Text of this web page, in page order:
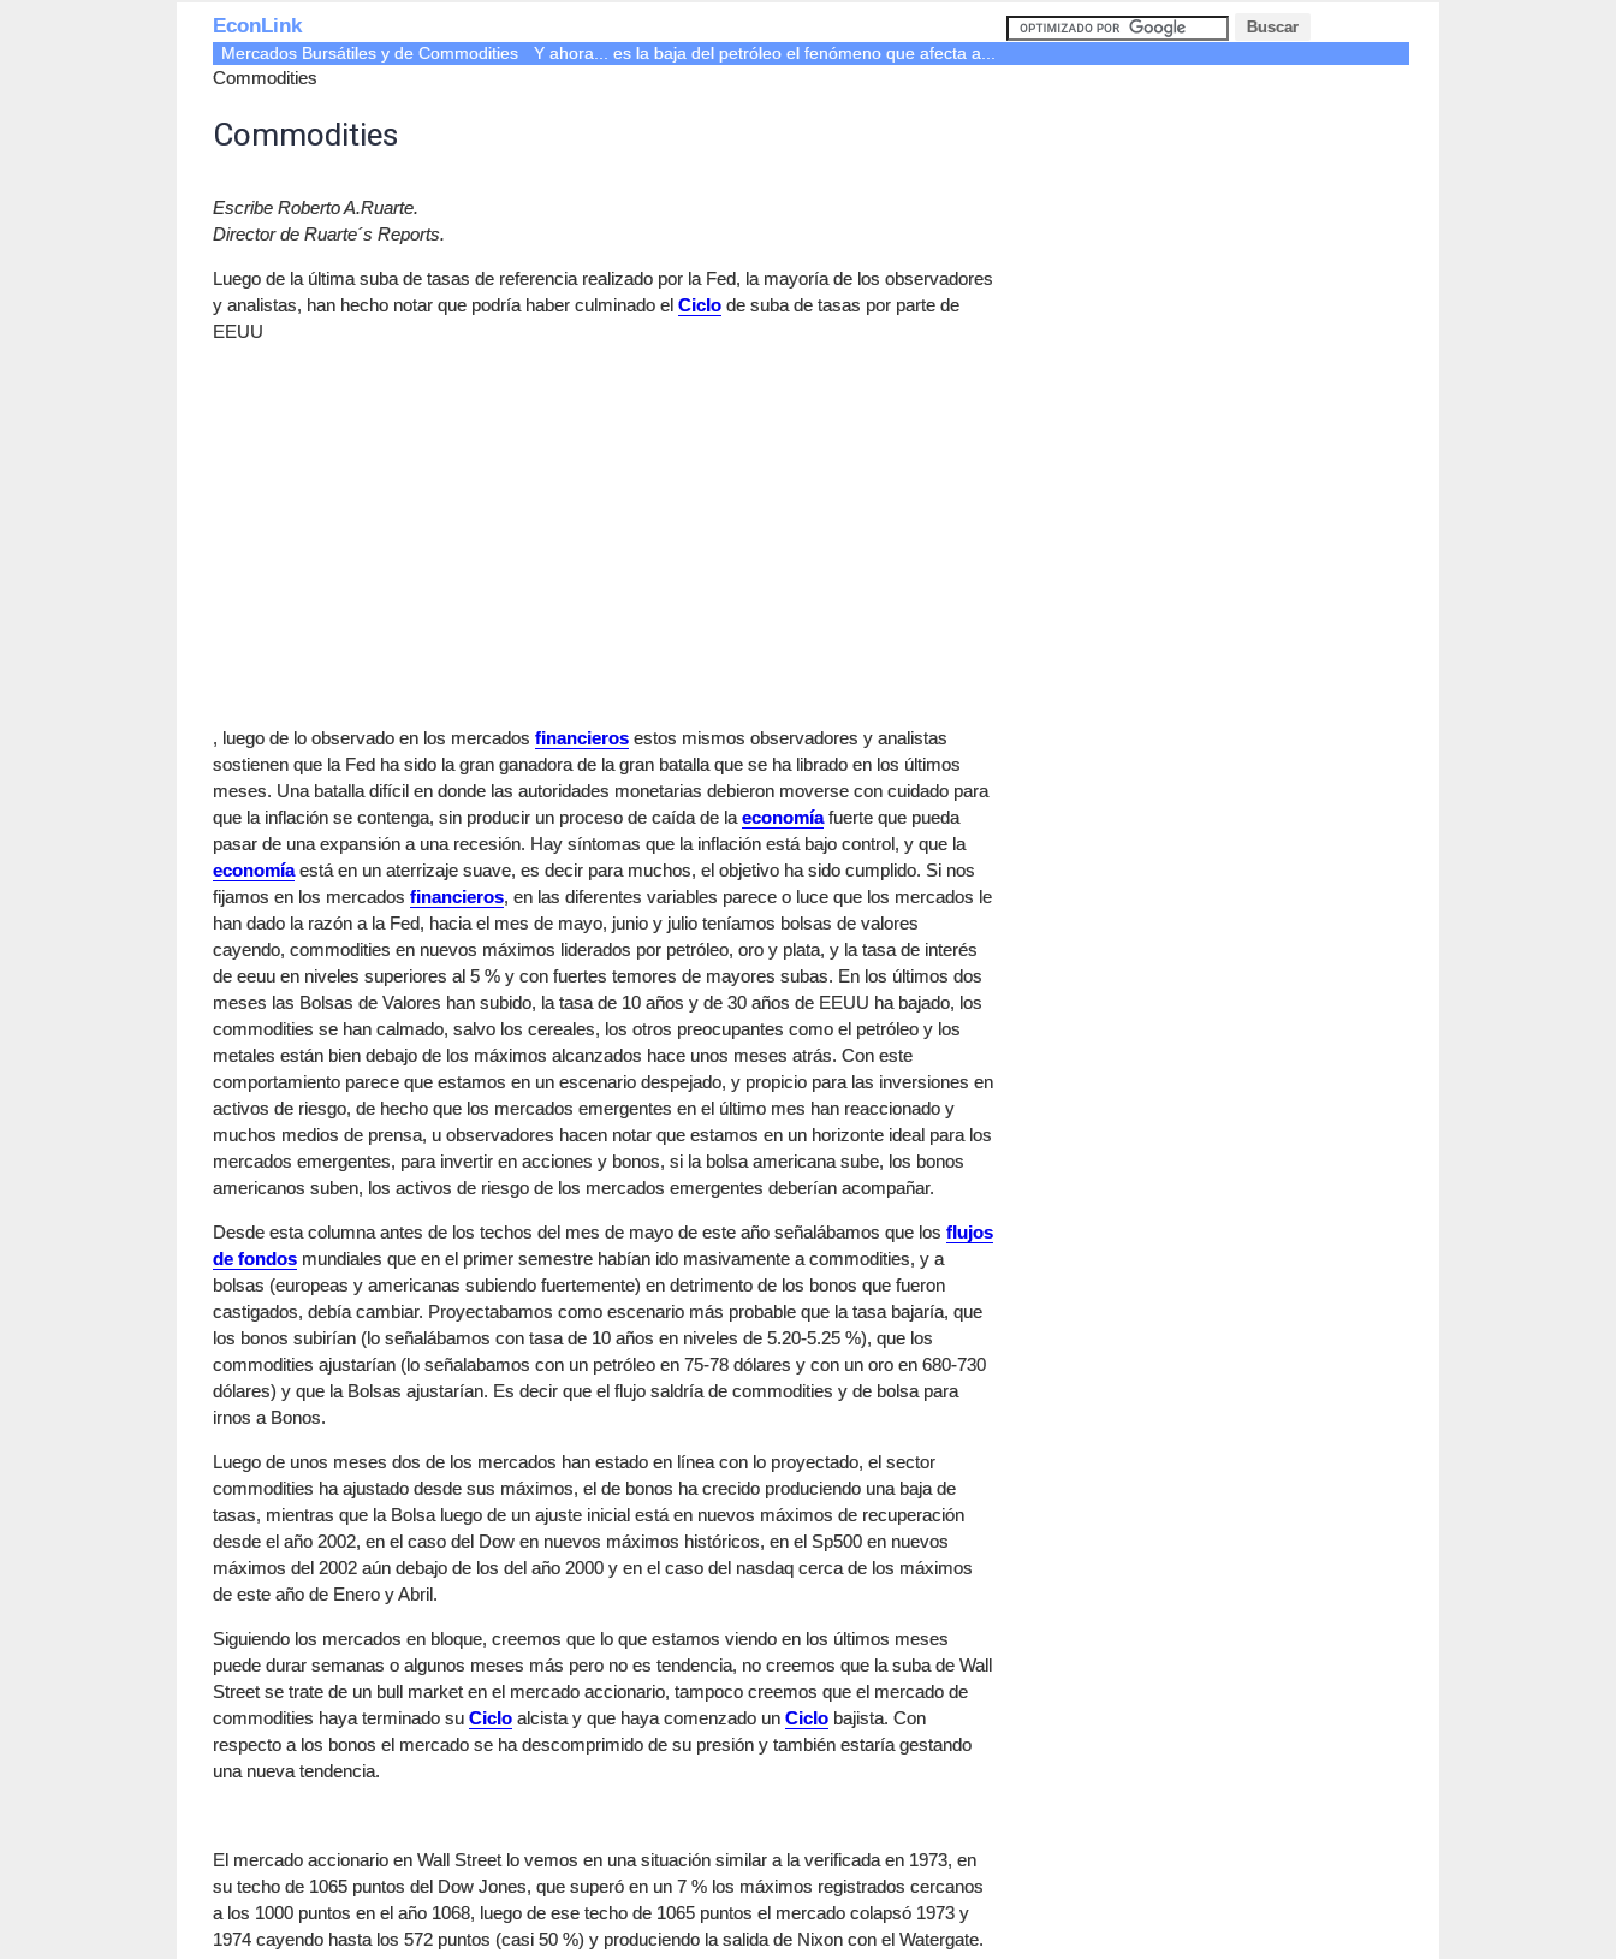
EconLink
Mercados Bursátiles y de Commodities Y ahora... es la baja del petróleo el fenómeno que afecta a...
Commodities
Commodities
Escribe Roberto A.Ruarte.
Director de Ruarte´s Reports.
Luego de la última suba de tasas de referencia realizado por la Fed, la mayoría de los observadores
y analistas, han hecho notar que podría haber culminado el Ciclo de suba de tasas por parte de
EEUU
, luego de lo observado en los mercados financieros estos mismos observadores y analistas
sostienen que la Fed ha sido la gran ganadora de la gran batalla que se ha librado en los últimos
meses. Una batalla difícil en donde las autoridades monetarias debieron moverse con cuidado para
que la inflación se contenga, sin producir un proceso de caída de la economíafuerte que pueda
pasar de una expansión a una recesión. Hay síntomas que la inflación está bajo control, y que la
economíaestá en un aterrizaje suave, es decir para muchos, el objetivo ha sido cumplido. Si nos
fijamos en los mercados financieros, en las diferentes variables parece o luce que los mercados le
han dado la razón a la Fed, hacia el mes de mayo, junio y julio teníamos bolsas de valores
cayendo, commodities en nuevos máximos liderados por petróleo, oro y plata, y la tasa de interés
de eeuu en niveles superiores al 5 % y con fuertes temores de mayores subas. En los últimos dos
meses las Bolsas de Valores han subido, la tasa de 10 años y de 30 años de EEUU ha bajado, los
commodities se han calmado, salvo los cereales, los otros preocupantes como el petróleo y los
metales están bien debajo de los máximos alcanzados hace unos meses atrás. Con este
comportamiento parece que estamos en un escenario despejado, y propicio para las inversiones en
activos de riesgo, de hecho que los mercados emergentes en el último mes han reaccionado y
muchos medios de prensa, u observadores hacen notar que estamos en un horizonte ideal para los
mercados emergentes, para invertir en acciones y bonos, si la bolsa americana sube, los bonos
americanos suben, los activos de riesgo de los mercados emergentes deberían acompañar.
Desde esta columna antes de los techos del mes de mayo de este año señalábamos que los flujos
de fondos mundiales que en el primer semestre habían ido masivamente a commodities, y a
bolsas (europeas y americanas subiendo fuertemente) en detrimento de los bonos que fueron
castigados, debía cambiar. Proyectabamos como escenario más probable que la tasa bajaría, que
los bonos subirían (lo señalábamos con tasa de 10 años en niveles de 5.20-5.25 %), que los
commodities ajustarían (lo señalabamos con un petróleo en 75-78 dólares y con un oro en 680-730
dólares) y que la Bolsas ajustarían. Es decir que el flujo saldría de commodities y de bolsa para
irnos a Bonos.
Luego de unos meses dos de los mercados han estado en línea con lo proyectado, el sector
commodities ha ajustado desde sus máximos, el de bonos ha crecido produciendo una baja de
tasas, mientras que la Bolsa luego de un ajuste inicial está en nuevos máximos de recuperación
desde el año 2002, en el caso del Dow en nuevos máximos históricos, en el Sp500 en nuevos
máximos del 2002 aún debajo de los del año 2000 y en el caso del nasdaq cerca de los máximos
de este año de Enero y Abril.
Siguiendo los mercados en bloque, creemos que lo que estamos viendo en los últimos meses
puede durar semanas o algunos meses más pero no es tendencia, no creemos que la suba de Wall
Street se trate de un bull market en el mercado accionario, tampoco creemos que el mercado de
commodities haya terminado su Ciclo alcista y que haya comenzado un Ciclo bajista. Con
respecto a los bonos el mercado se ha descomprimido de su presión y también estaría gestando
una nueva tendencia.
El mercado accionario en Wall Street lo vemos en una situación similar a la verificada en 1973, en
su techo de 1065 puntos del Dow Jones, que superó en un 7 % los máximos registrados cercanos
a los 1000 puntos en el año 1068, luego de ese techo de 1065 puntos el mercado colapsó 1973 y
1974 cayendo hasta los 572 puntos (casi 50 %) y produciendo la salida de Nixon con el Watergate.